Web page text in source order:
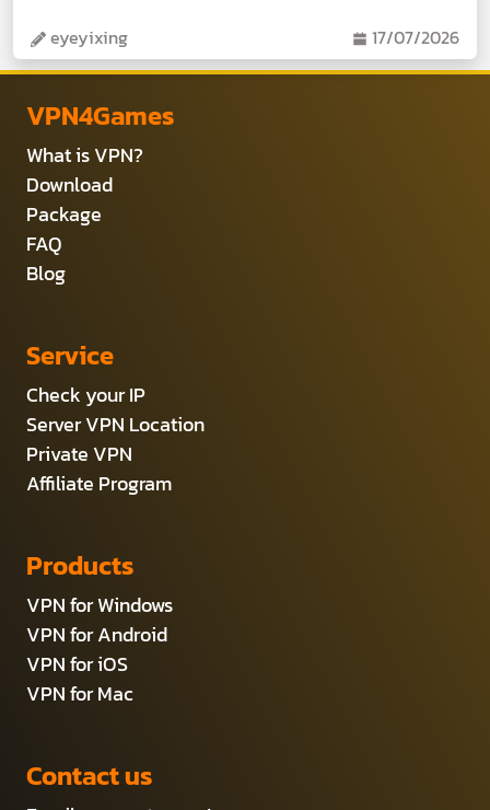
eyeyixing 17/07/2026
VPN4Games
What is VPN?
Download
Package
FAQ
Blog
Service
Check your IP
Server VPN Location
Private VPN
Affiliate Program
Products
VPN for Windows
VPN for Android
VPN for iOS
VPN for Mac
Contact us